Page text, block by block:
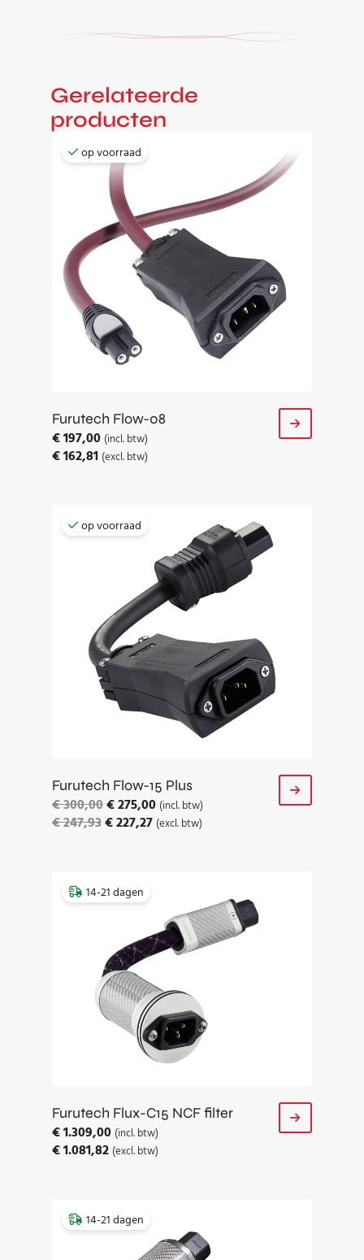
Gerelateerde
producten
op voorraad
Furutech Flow-08
€197,00 (incl. btw)
€162,81 (excl. btw)
op voorraad
Furutech Flow-15 Plus
€300,00€275,00 (incl. btw)
€247,93€227,27 (excl. btw)
14-21 dagen
Furutech Flux-C15 NCF filter
€1.309,00 (incl. btw)
€1.081,82 (excl. btw)
14-21 dagen